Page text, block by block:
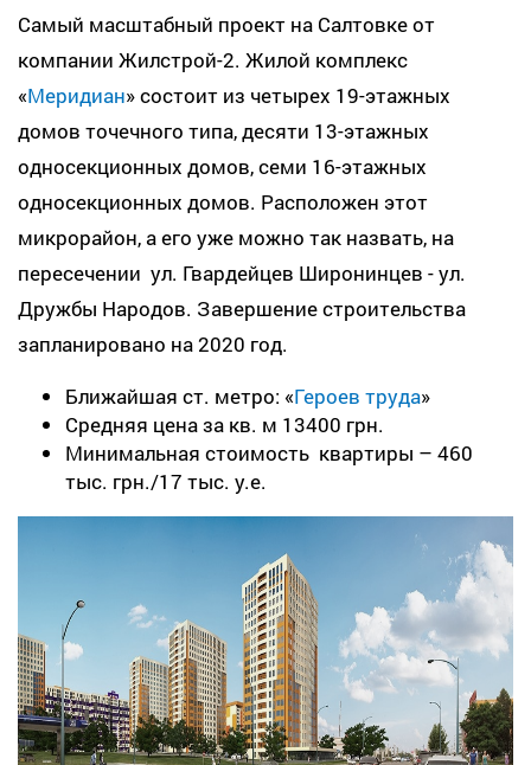
Самый масштабный проект на Салтовке от
компании Жилстрой-2. Жилой комплекс
«Меридиан» состоит из четырех 19-этажных
домов точечного типа, десяти 13-этажных
односекционных домов, семи 16-этажных
односекционных домов. Расположен этот
микрорайон, а его уже можно так назвать, на
пересечении ул. Гвардейцев Широнинцев - ул.
Дружбы Народов. Завершение строительства
запланировано на 2020 год.
Ближайшая ст. метро: «Героев труда»
Средняя цена за кв. м 13400 грн.
Минимальная стоимость квартиры – 460
тыс. грн./17 тыс. у.е.